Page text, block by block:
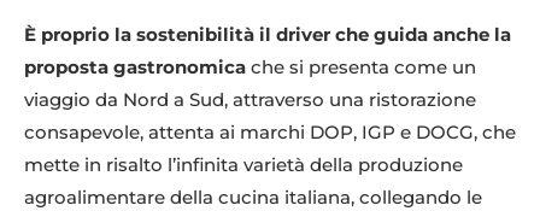
È proprio la sostenibilità il driver che guida anche la
proposta gastronomica che si presenta come un
viaggio da Nord a Sud, attraverso una ristorazione
consapevole, attenta ai marchi DOP, IGP e DOCG, che
mette in risalto l’infinita varietà della produzione
agroalimentare della cucina italiana, collegando le